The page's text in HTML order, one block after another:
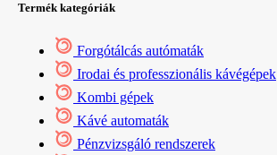
Termék kategóriák
Forgótálcás autómaták
Irodai és professzionális kávégépek
Kombi gépek
Kávé automaták
Pénzvizsgáló rendszerek